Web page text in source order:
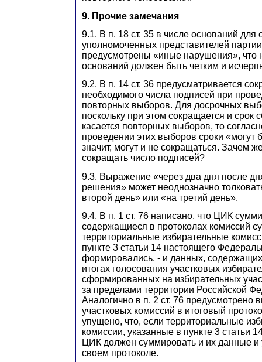
9. Прочие замечания
9.1. В п. 18 ст. 35 в числе оснований для
уполномоченных представителей
предусмотрены «иные нарушения», что
оснований должен быть четким и
9.2. В п. 14 ст. 36 предусматривается
необходимого числа подписей при
повторных выборов. Для досрочных
поскольку при этом сокращается и срок
касается повторных выборов, то
проведении этих выборов сроки «могут
значит, могут и не сокращаться. Зачем
сокращать число подписей?
9.3. Выражение «через два дня после
решения» может неоднозначно
второй день» или «на третий день».
9.4. В п. 1 ст. 76 написано, что ЦИК
содержащиеся в протоколах комиссий
территориальные избирательные
пункте 3 статьи 14 настоящего
формировались, - и данных,
итогах голосования участковых
сформированных на избирательных
за пределами территории Российской
Аналогично в п. 2 ст. 76 предусмотрено
участковых комиссий в итоговый
упущено, что, если территориальные
комиссии, указанные в пункте 3 статьи
ЦИК должен суммировать и их данные и
своем протоколе.